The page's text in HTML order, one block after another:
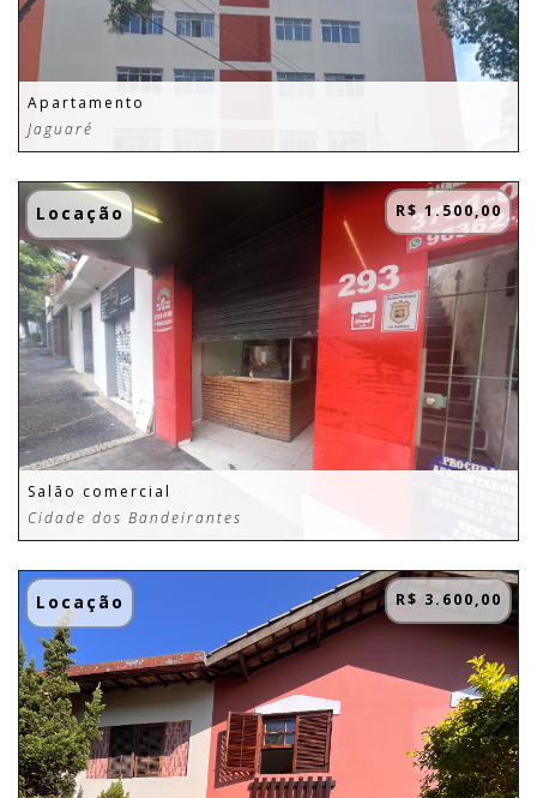
Apartamento
Jaguaré
Locação R$ 1.500,00
Salão comercial
Cidade dos Bandeirantes
Locação R$ 3.600,00